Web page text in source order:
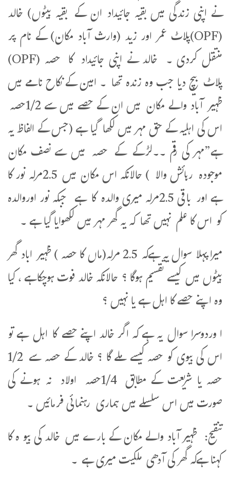
نے اپنی زندگی میں بقیہ جائیداد ان کے بقیہ بیٹوں) خالد
(OPF)پلاٹ عمر اور زید (وارث آباد مکان) کے نام پر
منتقل کردی ۔ خالد نے اپنی جائیداد کا حصہ (OPF)
پلاٹ بیچ دیا جب وہ زندہ تھا ۔ امین کے نکاح نامے میں
ظہیر آباد والے مکان میں ان کے حصے میں سے 1/2حصہ
اس کی اہلیہ کے حق مہر میں لکھا گیا ہے (جس کے الفاظ یہ
ہے”مہر کی رقم ۔۔لڑکے کے حصہ میں سے نصف مکان
موجودہ رہائش والا ) حالانکہ اس مکان میں 2.5مرلہ نور کا
ہے اور باقی 2.5مرلہ میری والدہ کا ہے جبکہ نور اوروالدہ
کو اس کا علم نہیں تھا کہ یہ گھر مہر میں لکھوایا گیا ہے ۔
میرا پہلا سوال یہ ہےکہ 2.5 مرلہ(ماں کا حصہ ) ظہیر اباد گھر
بیٹوں میں کیسے تقسیم ہوگا ؟ حالانکہ خالد فوت ہوچکاہے ، کیا
وہ اپنے حصے کا اہل ہے یا نہیں ؟
ا وردوسرا سوال یہ ہے کہ اگر خالد اپنے حصے کا اہل ہے تو
اس کی بیوی کو حصہ کیسے ملے گا ؟ خالد کے حصہ سے 1/2
حصہ یا شریعت کے مطابق 1/4حصہ اولاد نہ ہونے کی
صورت میں اس سلسلے میں ہماری رہنمائی فرمائیں ۔
تنقیح: ظہیر آباد والے مکان کے بارے میں خالد کی بیو ہ کا
کہنا ہےکہ گھر کی آدھی ملکیت میری ہے ۔